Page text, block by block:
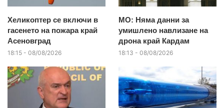
Хеликоптер се включи в
гасенето на пожара край
Асеновград
18:15 - 08/08/2026
МО: Няма данни за
умишлено навлизане на
дрона край Кардам
18:13 - 08/08/2026